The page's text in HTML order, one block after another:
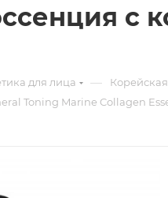
с
для лица —
Toning Marine Collagen